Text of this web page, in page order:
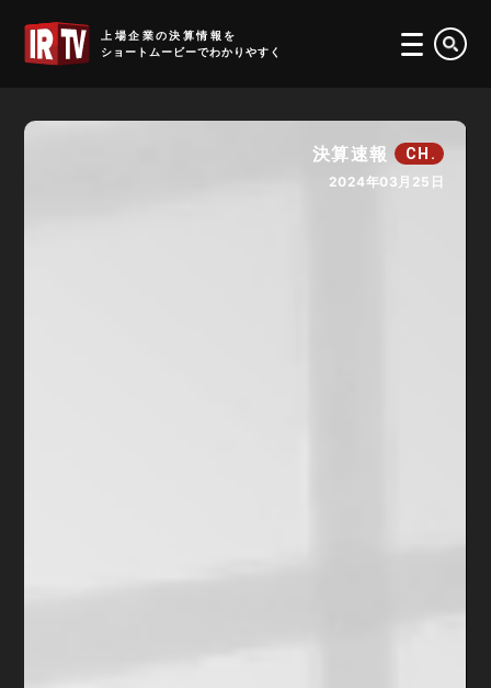
上場企業の決算情報を
ショートムービーでわかりやすく
決算速報 CH.
2024年03月25日